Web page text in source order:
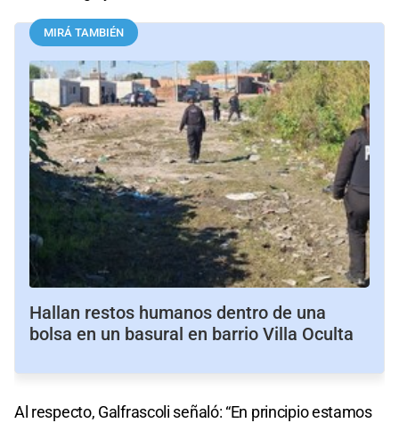
MIRÁ TAMBIÉN
Hallan restos humanos dentro de una
bolsa en un basural en barrio Villa Oculta
Al respecto, Galfrascoli señaló: “En principio estamos